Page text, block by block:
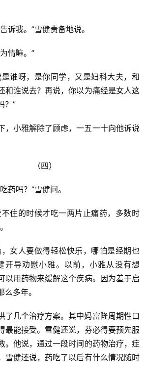
诉我。”雪健责备地说。
情嘛。”
谁呀，是你同学，又是妇科大夫，和
和谁说去？再说，你以为痛经是女人这
？”
，小雅解除了顾虑，一五一十向他诉说
（四）
药吗？”雪健问。
住的时候才吃一两片止痛药，多数时
女人要做得轻松快乐，哪怕是经期也
开导劝慰小雅。以前，小雅从没有想
以用药物来缓解这个疾病。因为羞于启
多年。
了几个治疗方案。其中妈富隆周期性口
最能接受。雪健还说，芬必得要预先服
。他说，通过一段时间的药物治疗，症
雪健还说，药吃了以后有什么情况随时